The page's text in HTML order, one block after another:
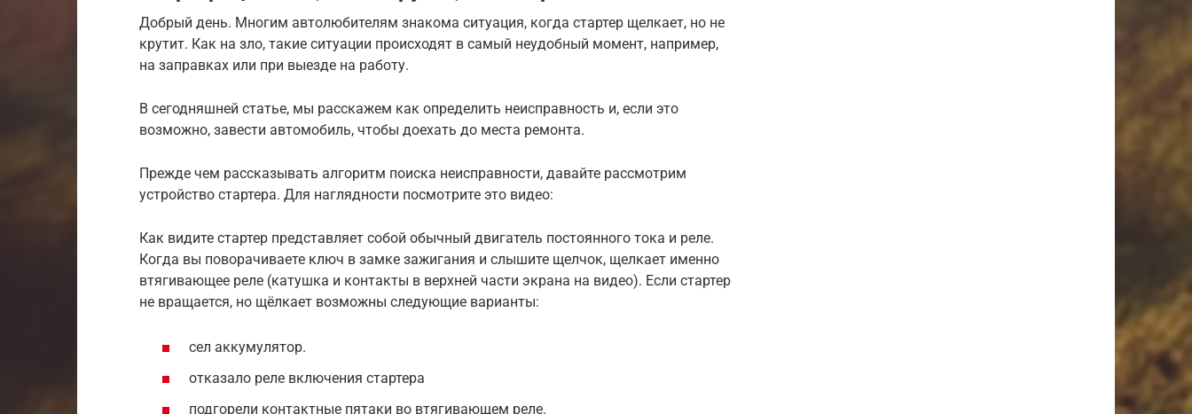
Добрый день. Многим автолюбителям знакома ситуация, когда стартер щелкает, но не
крутит. Как на зло, такие ситуации происходят в самый неудобный момент, например,
на заправках или при выезде на работу.
В сегодняшней статье, мы расскажем как определить неисправность и, если это
возможно, завести автомобиль, чтобы доехать до места ремонта.
Прежде чем рассказывать алгоритм поиска неисправности, давайте рассмотрим
устройство стартера. Для наглядности посмотрите это видео:
Как видите стартер представляет собой обычный двигатель постоянного тока и реле.
Когда вы поворачиваете ключ в замке зажигания и слышите щелчок, щелкает именно
втягивающее реле (катушка и контакты в верхней части экрана на видео). Если стартер
не вращается, но щёлкает возможны следующие варианты:
сел аккумулятор.
отказало реле включения стартера
подгорели контактные пятаки во втягивающем реле.